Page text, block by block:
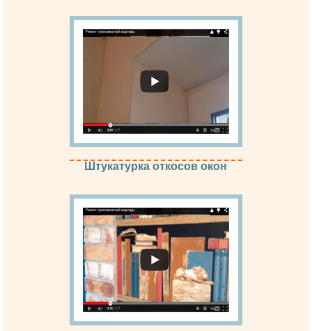
Штукатурка откосов окон